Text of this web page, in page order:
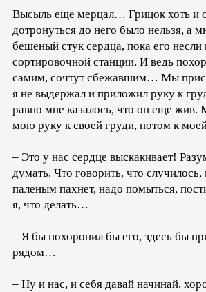
Высыль еще мерцал… Грицок хоть и
дотронуться до него было нельзя, а
бешеный стук сердца, пока его несли
сортировочной станции. И ведь
самим, сочтут сбежавшим… Мы
я не выдержал и приложил руку к
равно мне казалось, что он еще жив.
мою руку к своей груди, потом к
– Это у нас сердце выскакивает!
думать. Что говорить, что случилось,
паленым пахнет, надо помыться,
я, что делать…
– Я бы похоронил бы его, здесь бы
рядом…
– Ну и нас, и себя давай начинай,